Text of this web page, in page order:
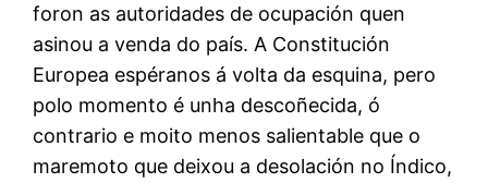
foron as autoridades de ocupación quen
asinou a venda do país. A Constitución
Europea espéranos á volta da esquina, pero
polo momento é unha descoñecida, ó
contrario e moito menos salientable que o
maremoto que deixou a desolación no Índico,